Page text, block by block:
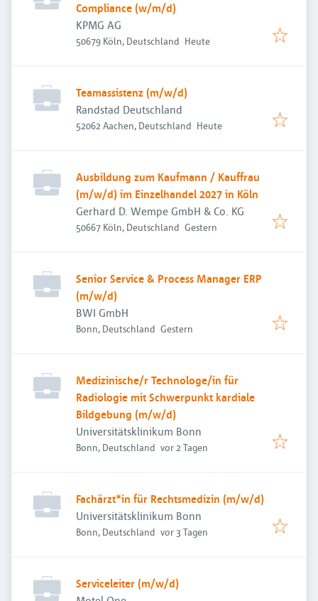
Compliance (w/m/d)
KPMG AG
50679 Köln, Deutschland Veröffentlicht
Heute
Teamassistenz (m/w/d)
Randstad Deutschland
52062 Aachen, Deutschland Veröffentlicht
Heute
Ausbildung zum Kaufmann / Kauffrau
(m/w/d) im Einzelhandel 2027 in Köln
Gerhard D. Wempe GmbH & Co. KG
50667 Köln, Deutschland Veröffentlicht
Gestern
Senior Service & Process Manager ERP
(m/w/d)
BWI GmbH
Bonn, Deutschland Veröffentlicht
Gestern
Medizinische/r Technologe/in für
Radiologie mit Schwerpunkt kardiale
Bildgebung (m/w/d)
Universitätsklinikum Bonn
Bonn, Deutschland Veröffentlicht
vor 2 Tagen
Fachärzt*in für Rechtsmedizin (m/w/d)
Universitätsklinikum Bonn
Bonn, Deutschland Veröffentlicht
vor 3 Tagen
Serviceleiter (m/w/d)